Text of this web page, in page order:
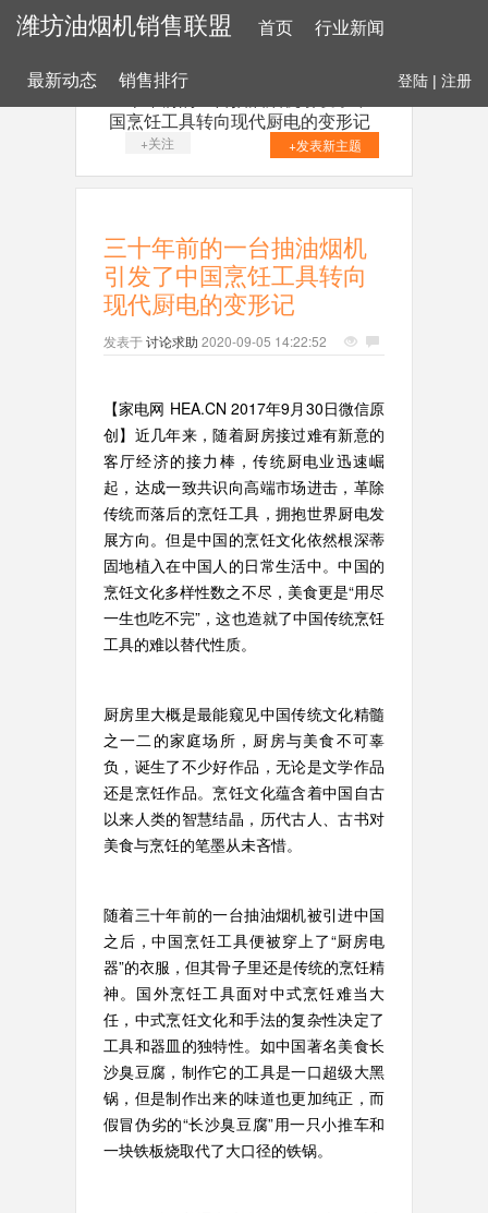
潍坊油烟机销售联盟 首页 行业新闻
最新动态 销售排行 登陆 | 注册
国烹饪工具转向现代厨电的变形记
+关注 +发表新主题
三十年前的一台抽油烟机
引发了中国烹饪工具转向
现代厨电的变形记
发表于讨论求助 2020-09-05 14:22:52
【家电网 HEA.CN 2017年9月30日微信原
创】 近几年来，随着厨房接过难有新意的
客厅经济的接力棒，传统厨电业迅速崛
起，达成一致共识向高端市场进击，革除
传统而落后的烹饪工具，拥抱世界厨电发
展方向。但是中国的烹饪文化依然根深蒂
固地植入在中国人的日常生活中。中国的
烹饪文化多样性数之不尽，美食更是“用尽
一生也吃不完”，这也造就了中国传统烹饪
工具的难以替代性质。
厨房里大概是最能窥见中国传统文化精髓
之一二的家庭场所，厨房与美食不可辜
负，诞生了不少好作品，无论是文学作品
还是烹饪作品。烹饪文化蕴含着中国自古
以来人类的智慧结晶，历代古人、古书对
美食与烹饪的笔墨从未吝惜。
随着三十年前的一台抽油烟机被引进中国
之后，中国烹饪工具便被穿上了“厨房电
器”的衣服，但其骨子里还是传统的烹饪精
神。国外烹饪工具面对中式烹饪难当大
任，中式烹饪文化和手法的复杂性决定了
工具和器皿的独特性。如中国著名美食长
沙臭豆腐，制作它的工具是一口超级大黑
锅，但是制作出来的味道也更加纯正，而
假冒伪劣的“长沙臭豆腐”用一只小推车和
一块铁板烧取代了大口径的铁锅。